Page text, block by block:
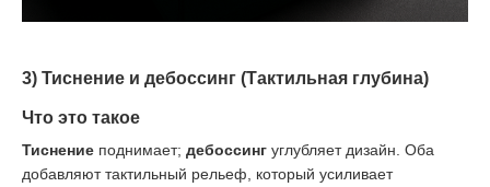
3) Тиснение и дебоссинг (Тактильная глубина)
Что это такое
Тиснение поднимает; дебоссинг углубляет дизайн. Оба
добавляют тактильный рельеф, который усиливает